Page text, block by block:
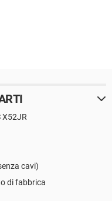
X52JR
cavi)
di fabbrica